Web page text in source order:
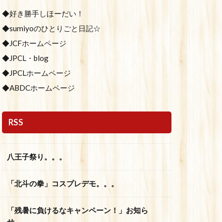
◆好き勝手しほーだい！
◆sumiyoのひとりごと日記☆
◆JCFホームページ
◆JPCL・blog
◆JPCLホームページ
◆ABDCホームページ
RSS
八王子祭り。。。
「北斗の拳」コスプレデモ。。。
「残暑に負けるなキャンペーン！」お知ら